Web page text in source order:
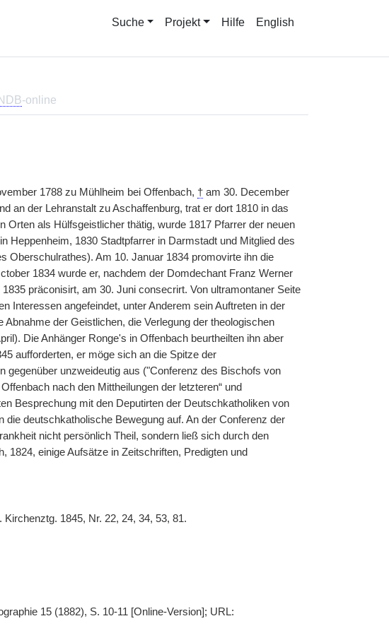
Suche Projekt Hilfe English
NDB-online
1788 zu Mühlheim bei Offenbach, † am 30. December
an der Lehranstalt zu Aschaffenburg, trat er dort 1810 in das
als Hülfsgeistlicher thätig, wurde 1817 Pfarrer der neuen
Heppenheim, 1830 Stadtpfarrer in Darmstadt und Mitglied des
Oberschulrathes). Am 10. Januar 1834 promovirte ihn die
1834 wurde er, nachdem der Domdechant Franz Werner
präconisirt, am 30. Juni consecrirt. Von ultramontaner Seite
Interessen angefeindet, unter Anderem sein Auftreten in der
der Geistlichen, die Verlegung der theologischen
Die Anhänger Ronge's in Offenbach beurtheilten ihn aber
aufforderten, er möge sich an die Spitze der
gegenüber unzweideutig aus ("Conferenz des Bischofs von
nach den Mittheilungen der letzteren“ und
Besprechung mit den Deputirten der Deutschkatholiken von
deutschkatholische Bewegung auf. An der Conferenz der
nicht persönlich Theil, sondern ließ sich durch den
1824, einige Aufsätze in Zeitschriften, Predigten und
1845, Nr. 22, 24, 34, 53, 81.
15 (1882), S. 10-11 [Online-Version]; URL: